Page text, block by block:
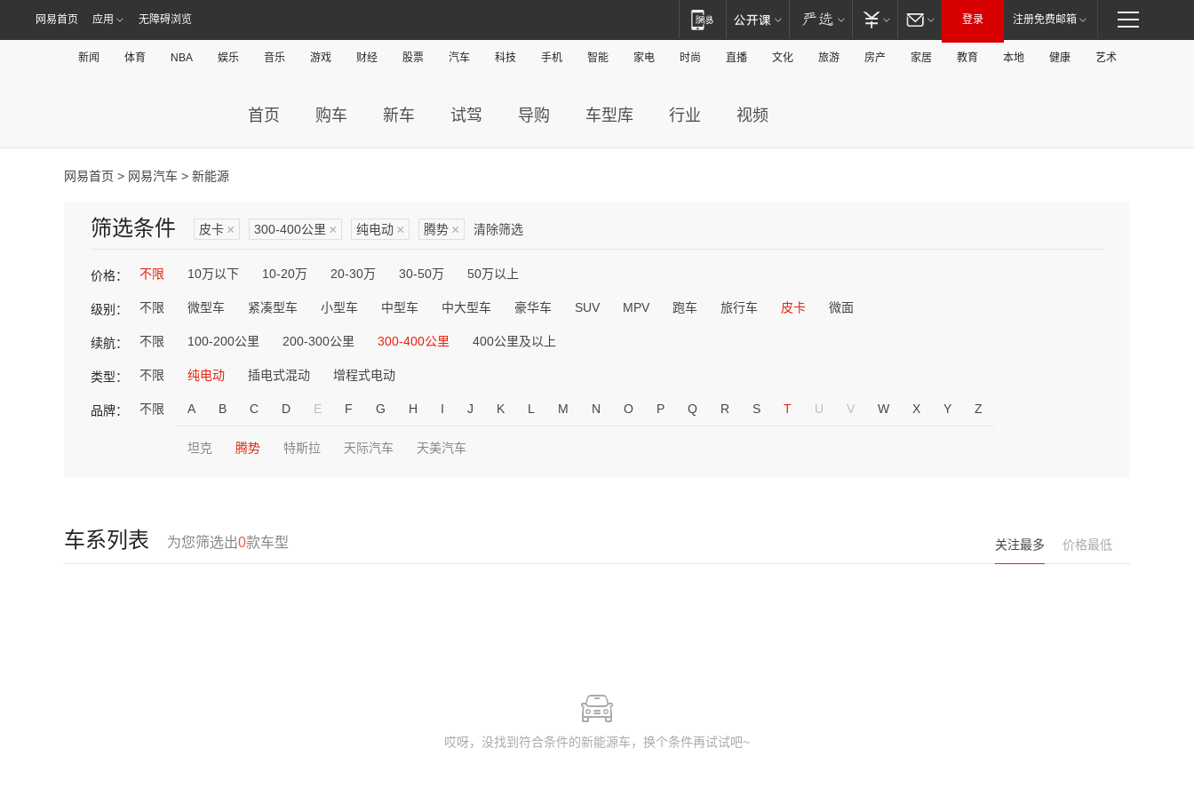
网易首页 应用 无障碍浏览 登录 注册免费邮箱
新闻 体育 NBA 娱乐 音乐 游戏 财经 股票 汽车 科技 手机 智能 家电 时尚 直播 文化 旅游 房产 家居 教育 本地 健康 艺术
首页 购车 新车 试驾 导购 车型库 行业 视频
网易首页 > 网易汽车 > 新能源
筛选条件 皮卡 × 300-400公里 × 纯电动 × 腾势 × 清除筛选
价格： 不限 10万以下 10-20万 20-30万 30-50万 50万以上
级别： 不限 微型车 紧凑型车 小型车 中型车 中大型车 豪华车 SUV MPV 跑车 旅行车 皮卡 微面
续航： 不限 100-200公里 200-300公里 300-400公里 400公里及以上
类型： 不限 纯电动 插电式混动 增程式电动
品牌： 不限 A B C D E F G H I J K L M N O P Q R S T U V W X Y Z
坦克 腾势 特斯拉 天际汽车 天美汽车
车系列表 为您筛选出0款车型 关注最多 价格最低
哎呀，没找到符合条件的新能源车，换个条件再试试吧~